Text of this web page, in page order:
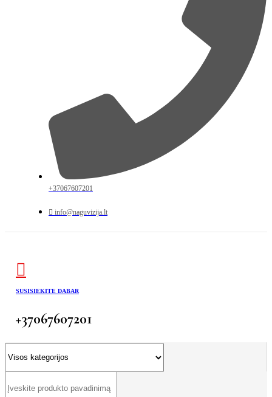
+37067607201
info@naguvizija.lt
SUSISIEKITE DABAR
+37067607201